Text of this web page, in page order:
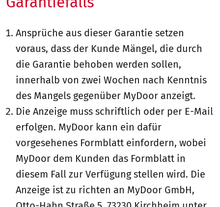
Ansprüche aus dieser Garantie setzen
voraus, dass der Kunde Mängel, die durch
die Garantie behoben werden sollen,
innerhalb von zwei Wochen nach Kenntnis
des Mangels gegenüber MyDoor anzeigt.
Die Anzeige muss schriftlich oder per E-Mail
erfolgen. MyDoor kann ein dafür
vorgesehenes Formblatt einfordern, wobei
MyDoor dem Kunden das Formblatt in
diesem Fall zur Verfügung stellen wird. Die
Anzeige ist zu richten an MyDoor GmbH,